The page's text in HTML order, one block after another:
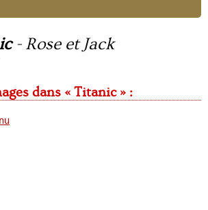
- Rose et Jack
dans « Titanic » :